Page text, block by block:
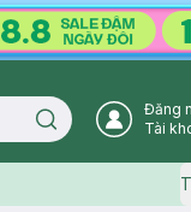
Search icon
Đăng
Tài